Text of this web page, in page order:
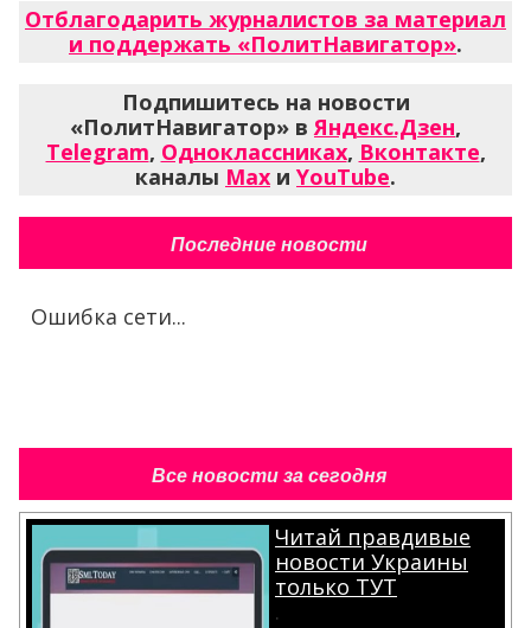
Отблагодарить журналистов за материал
и поддержать «ПолитНавигатор».
Подпишитесь на новости
«ПолитНавигатор» вЯндекс.Дзен,
Telegram, Одноклассниках, Вконтакте,
каналы Max и YouTube.
Последние новости
Ошибка сети...
Все новости за сегодня
Читай правдивые
новости Украины
только ТУТ
.